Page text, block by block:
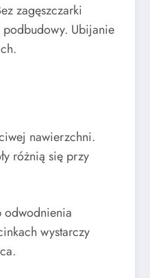
zagęszczarki
podbudowy. Ubijanie
nawierzchni.
różnią się przy
odwodnienia
wystarczy